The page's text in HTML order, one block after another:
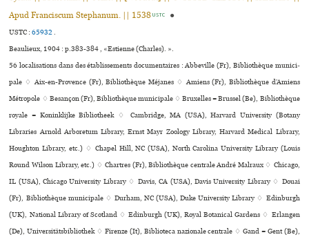
Apud Franciscum Stephanum. || 1538 USTC ●
USTC :65932.
Beaulieux, 1904 : p.383-384 , «Estienne (Charles). ».
56 localisations dans des établissements documentaires : Abbeville (Fr), Bibliothèque muni­ci­
pale ♢ Aix-en-Provence (Fr), Bibliothèque Méjanes ♢ Amiens (Fr), Bibliothèque d’Amiens
Métropole ♢ Besançon (Fr), Bibliothèque muni­ci­pale ♢ Bruxelles = Brussel (Be), Bibliothèque
royale = Koninklijke Bibliotheek ♢ Cambridge, MA (USA), Harvard University (Botany
Libraries Arnold Arboretum Library, Ernst Mayr Zoology Library, Harvard Medical Library,
Houghton Library, etc.) ♢ Chapel Hill, NC (USA), North Carolina University Library (Louis
Round Wilson Library, etc.) ♢ Chartres (Fr), Bibliothèque cen­trale André Malraux ♢ Chicago,
IL (USA), Chicago University Library ♢ Davis, CA (USA), Davis University Library ♢ Douai
(Fr), Bibliothèque muni­ci­pale ♢ Durham, NC (USA), Duke University Library ♢ Edinburgh
(UK), National Library of Scotland ♢ Edinburgh (UK), Royal Botanical Gardens ♢ Erlangen
(De), Universitätsbibliothek ♢ Firenze (It), Biblioteca nazio­nale cen­trale ♢ Gand = Gent (Be),